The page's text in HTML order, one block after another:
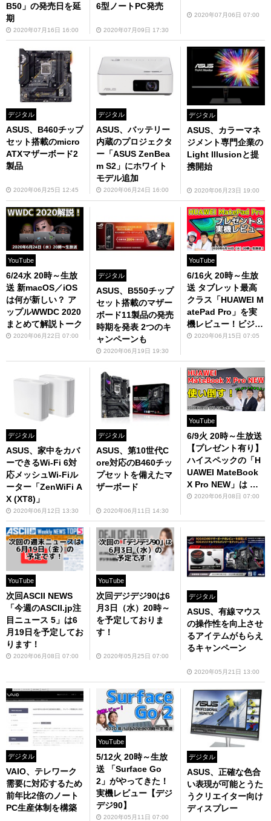
B50」の発売日を延
期
2020年07月16日 16:00
6型ノートPC発売
2020年07月09日 17:30
2020年07月06日 07:00
デジタル
ASUS、B460チップ
セット搭載のmicro
ATXマザーボード2
製品
2020年06月25日 12:45
デジタル
ASUS、バッテリー
内蔵のプロジェクタ
ー「ASUS ZenBea
m S2」にホワイト
モデル追加
2020年06月24日 16:00
デジタル
ASUS、カラーマネ
ジメント専門企業の
Light Illusionと提
携開始
2020年06月23日 19:00
YouTube
6/24水 20時～生放
送 新macOS／iOS
は何が新しい？ ア
ップルWWDC 2020
まとめて解説トーク
2020年06月22日 07:00
デジタル
ASUS、B550チップ
セット搭載のマザー
ボード11製品の発売
時期を発表 2つのキ
ャンペーンも
2020年06月19日 19:30
YouTube
6/16火 20時～生放
送 タブレット最高
クラス「HUAWEI M
atePad Pro」を実
機レビュー！ビジネ
スもクリエイティブ
こなせ！（プレゼン
トもあるよ）
2020年06月15日 07:05
デジタル
ASUS、家中をカバ
ーできるWi-Fi 6対
応メッシュWi-Fiル
ーター「ZenWiFi A
X (XT8)」
2020年06月12日 13:30
デジタル
ASUS、第10世代C
ore対応のB460チッ
プセットを備えたマ
ザーボード
2020年06月11日 14:30
YouTube
6/9火 20時～生放送
【プレゼント有り】
ハイスペックの「H
UAWEI MateBook
X Pro NEW」は 家
でも会社でも作業効
ワーク時代のベスト
2020年06月08日 07:00
YouTube
次回ASCII NEWS
「今週のASCII.jp注
目ニュース 5」は6
月19日を予定してお
ります！
2020年06月08日 07:00
YouTube
次回デジデジ90は6
月3日（水）20時～
を予定しておりま
す！
2020年05月25日 07:00
デジタル
ASUS、有線マウス
の操作性を向上させ
るアイテムがもらえ
るキャンペーン
2020年05月21日 13:00
デジタル
VAIO、テレワーク
需要に対応するため
前年比2倍のノート
PC生産体制を構築
YouTube
5/12火 20時～生放
送 「Surface Go
2」がやってきた！
実機レビュー【デジ
デジ90】
2020年05月11日 07:00
デジタル
ASUS、正確な色合
い表現が可能とうた
うクリエイター向け
ディスプレー